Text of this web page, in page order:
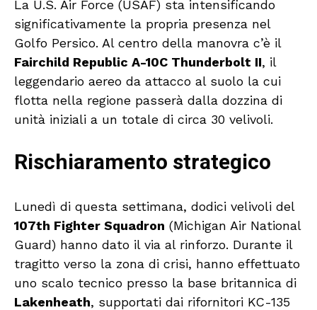
La U.S. Air Force (USAF) sta intensificando
significativamente la propria presenza nel
Golfo Persico. Al centro della manovra c’è il
Fairchild Republic A-10C Thunderbolt II, il
leggendario aereo da attacco al suolo la cui
flotta nella regione passerà dalla dozzina di
unità iniziali a un totale di circa 30 velivoli.
Rischiaramento strategico
Lunedì di questa settimana, dodici velivoli del
107th Fighter Squadron (Michigan Air National
Guard) hanno dato il via al rinforzo. Durante il
tragitto verso la zona di crisi, hanno effettuato
uno scalo tecnico presso la base britannica di
Lakenheath, supportati dai rifornitori KC-135